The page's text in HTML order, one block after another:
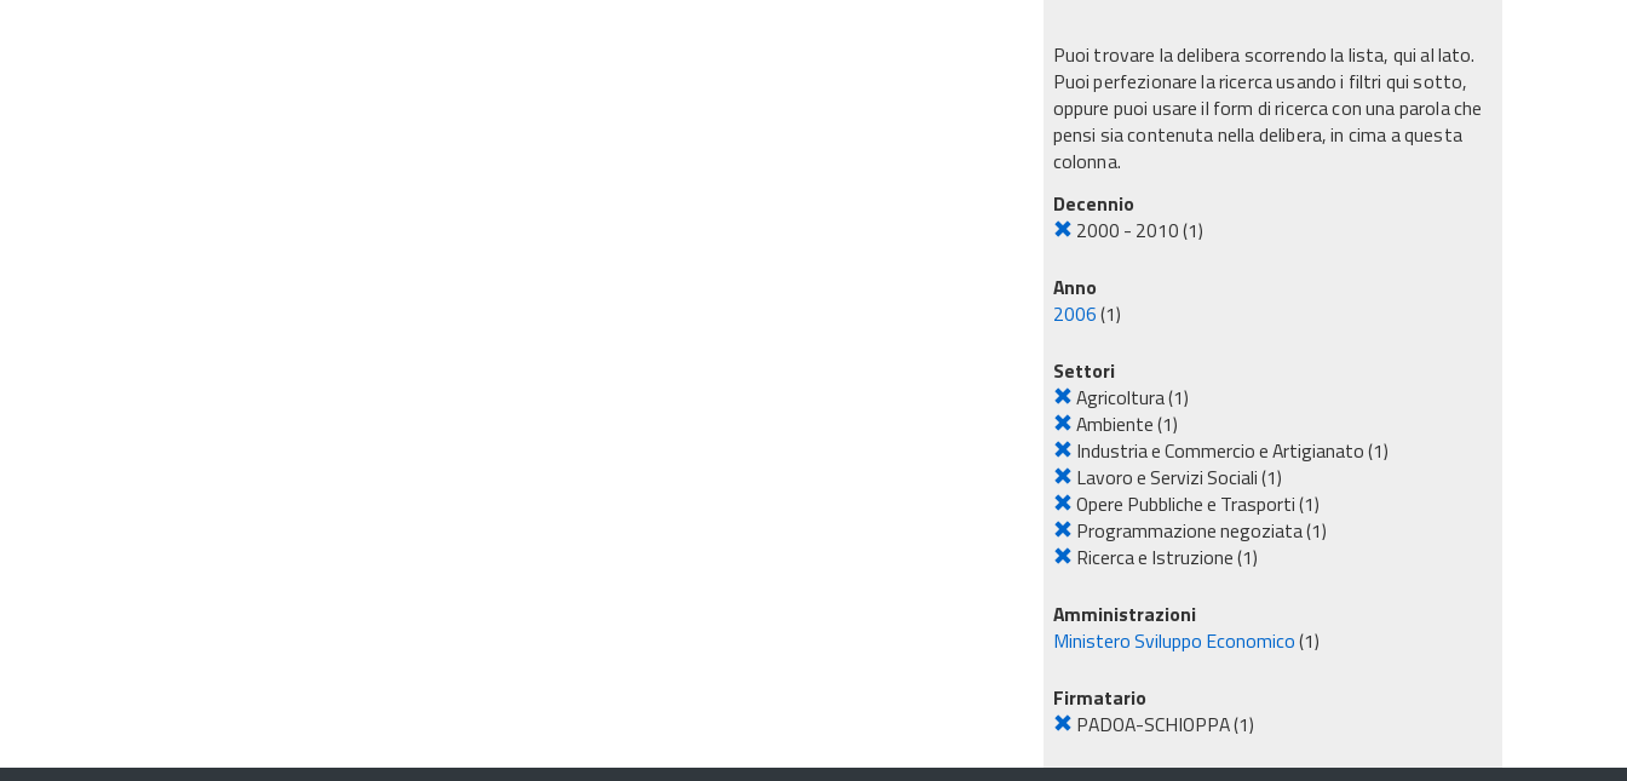
Puoi trovare la delibera scorrendo la lista, qui al lato.
Puoi perfezionare la ricerca usando i filtri qui sotto,
oppure puoi usare il form di ricerca con una parola che
pensi sia contenuta nella delibera, in cima a questa
colonna.
Decennio
2000 - 2010(1)
Anno
2006(1)
Settori
Agricoltura(1)
Ambiente(1)
Industria e Commercio e Artigianato(1)
Lavoro e Servizi Sociali(1)
Opere Pubbliche e Trasporti(1)
Programmazione negoziata(1)
Ricerca e Istruzione(1)
Amministrazioni
Ministero Sviluppo Economico(1)
Firmatario
PADOA-SCHIOPPA(1)